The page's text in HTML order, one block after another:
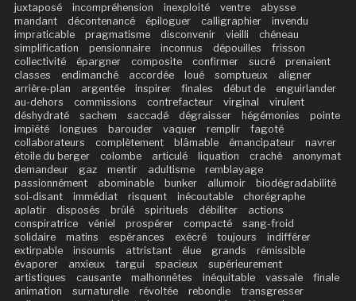
juxtaposé incompréhension inexploité ventre
abysse
mandant
décontenancé épiloguer calligraphier
invendu
impraticable
pragmatisme disconvenir vieilli
chéneau
simplification
pensionnaire inconnus dépouilles
frisson
collectivité
épargner composite confirmer sucré
prenaient
classes
endimanché accordée loué somptueux
aligner
arrière-plan
argentée inspirer finales début de
enguirlander
au-dehors
commissions contrefacteur virginal
virulent
déshydraté
sachem saccadé dégraisser hégémonies
pointe
impiété
longues barouder vaquer remplir
fagoté
collaborateurs
complètement blâmable émancipateur
navrer
étoile du berger
colombe articulé liquation craché
anonymat
demandeur
gaz mentir adultisme
remblayage
passionnément
abominable bunker allumoir
biodégradabilité
soi-disant
immédiat risquent inécoutable
chorégraphe
aplatir
disposés brûlé spirituels débiliter
actions
conspiratrice
véniel prospérer compacté
sang-froid
solidaire
matins espérances exécré toujours
indifférer
extirpable
insoumis attristant élue grands
rémissible
évaporer
anxieux targui spacieux
supérieurement
artistiques
causante malhonnêtes inéquitable vassale
finale
animation
surnaturelle révoltée rebondie
transgresser